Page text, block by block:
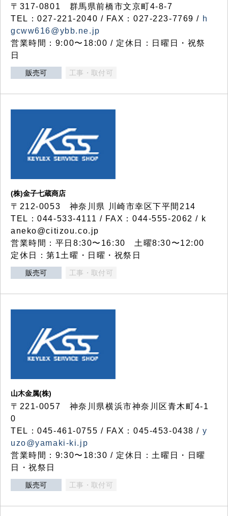
〒317‐0801 群馬県前橋市文京町4-8-7
TEL：027-221-2040 / FAX：027-223-7769 / h
gcww616@ybb.ne.jp
営業時間：9:00〜18:00 / 定休日：日曜日・祝祭
日
販売可 工事・取付可
(株)金子七蔵商店
〒212-0053 神奈川県 川崎市幸区下平間214
TEL：044-533-4111 / FAX：044-555-2062 / k
aneko@citizou.co.jp
営業時間：平日8:30〜16:30 土曜8:30〜12:00
定休日：第1土曜・日曜・祝祭日
販売可 工事・取付可
山木金属(株)
〒221-0057 神奈川県横浜市神奈川区青木町4-1
0
TEL：045-461-0755 / FAX：045-453-0438 / y
uzo@yamaki-ki.jp
営業時間：9:30〜18:30 / 定休日：土曜日・日曜
日・祝祭日
販売可 工事・取付可